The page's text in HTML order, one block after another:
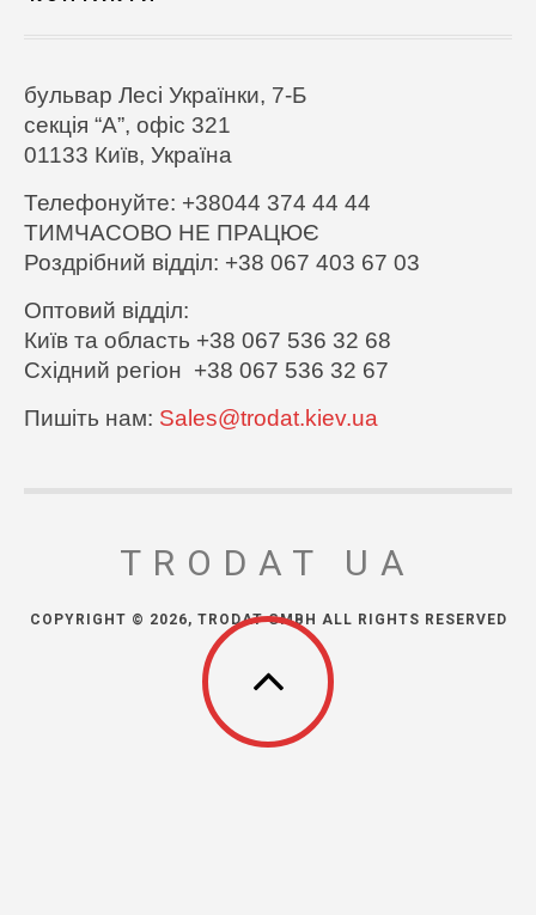
бульвар Лесі Українки, 7-Б
секція “А”, офіс 321
01133 Київ, Україна
Телефонуйте: +38044 374 44 44
ТИМЧАСОВО НЕ ПРАЦЮЄ
Роздрібний відділ: +38 067 403 67 03
Оптовий відділ:
Київ та область +38 067 536 32 68
Східний регіон +38 067 536 32 67
Пишіть нам: Sales@trodat.kiev.ua
TRODAT UA
COPYRIGHT © 2026, TRODAT GMBH ALL RIGHTS RESERVED